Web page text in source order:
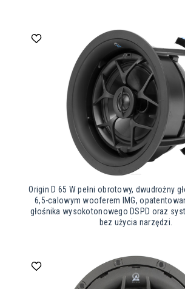
Origin D 65 W pełni obrotowy, dwudrożny
6,5-calowym wooferem IMG,
głośnika wysokotonowego DSPD oraz
bez użycia narzędzi.